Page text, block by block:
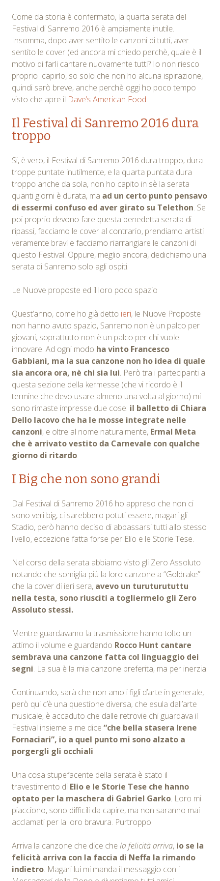
Come da storia è confermato, la quarta serata del
Festival di Sanremo 2016 è ampiamente inutile.
Insomma, dopo aver sentito le canzoni di tutti, aver
sentito le cover (ed ancora mi chiedo perchè, quale è il
motivo di farli cantare nuovamente tutti? Io non riesco
proprio capirlo, so solo che non ho alcuna ispirazione,
quindi sarò breve, anche perchè oggi ho poco tempo
visto che apre il Dave’s American Food.
Il Festival di Sanremo 2016 dura
troppo
Si, è vero, il Festival di Sanremo 2016 dura troppo, dura
troppe puntate inutilmente, e la quarta puntata dura
troppo anche da sola, non ho capito in sè la serata
quanti giorni è durata, ma ad un certo punto pensavo
di essermi confuso ed aver girato su Telethon. Se
poi proprio devono fare questa benedetta serata di
ripassi, facciamo le cover al contrario, prendiamo artisti
veramente bravi e facciamo riarrangiare le canzoni di
questo Festival. Oppure, meglio ancora, dedichiamo una
serata di Sanremo solo agli ospiti.
Le Nuove proposte ed il loro poco spazio
Quest’anno, come ho già detto ieri, le Nuove Proposte
non hanno avuto spazio, Sanremo non è un palco per
giovani, soprattutto non è un palco per chi vuole
innovare. Ad ogni modo ha vinto Francesco
Gabbiani, ma la sua canzone non ho idea di quale
sia ancora ora, nè chi sia lui. Però tra i partecipanti a
questa sezione della kermesse (che vi ricordo è il
termine che devo usare almeno una volta al giorno) mi
sono rimaste impresse due cose: il balletto di Chiara
Dello Iacovo che ha le mosse integrate nelle
canzoni, e oltre al nome naturalmente, Ermal Meta
che è arrivato vestito da Carnevale con qualche
giorno di ritardo.
I Big che non sono grandi
Dal Festival di Sanremo 2016 ho appreso che non ci
sono veri big, ci sarebbero potuti essere, magari gli
Stadio, però hanno deciso di abbassarsi tutti allo stesso
livello, eccezione fatta forse per Elio e le Storie Tese.
Nel corso della serata abbiamo visto gli Zero Assoluto
notando che somiglia più la loro canzone a “Goldrake”
che la cover di ieri sera, avevo un turuturututtu
nella testa, sono riusciti a togliermelo gli Zero
Assoluto stessi.
Mentre guardavamo la trasmissione hanno tolto un
attimo il volume e guardando Rocco Hunt cantare
sembrava una canzone fatta col linguaggio dei
segni. La sua è la mia canzone preferita, ma per inerzia.
Continuando, sarà che non amo i figli d’arte in generale,
però qui c’è una questione diversa, che esula dall’arte
musicale, è accaduto che dalle retrovie chi guardava il
Festival insieme a me dice “che bella stasera Irene
Fornaciari”, io a quel punto mi sono alzato a
porgergli gli occhiali.
Una cosa stupefacente della serata è stato il
travestimento di Elio e le Storie Tese che hanno
optato per la maschera di Gabriel Garko. Loro mi
piacciono, sono difficili da capire, ma non saranno mai
acclamati per la loro bravura. Purtroppo.
Arriva la canzone che dice che la felicità arriva, io se la
felicità arriva con la faccia di Neffa la rimando
indietro. Magari lui mi manda il messaggio con i